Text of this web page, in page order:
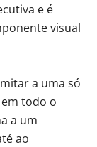
e é
visual
a uma só
todo o
a um
ao